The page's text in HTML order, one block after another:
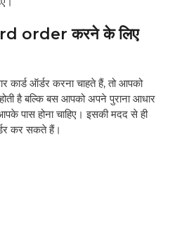
order करने के लिए
कार्ड ऑर्डर करना चाहते हैं, तो आपको
है बल्कि बस आपको अपने पुराना आधार
पास होना चाहिए। इसकी मदद से ही
कर सकते हैं।